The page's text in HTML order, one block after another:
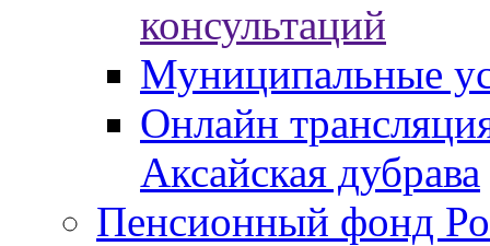
консультаций
Муниципальные
Онлайн
Аксайская дубрава
Пенсионный фонд